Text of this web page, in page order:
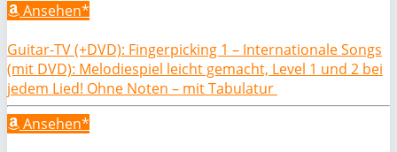
Ansehen*
Guitar-TV (+DVD): Fingerpicking 1 – Internationale Songs
(mit DVD): Melodiespiel leicht gemacht, Level 1 und 2 bei
jedem Lied! Ohne Noten – mit Tabulatur
Ansehen*